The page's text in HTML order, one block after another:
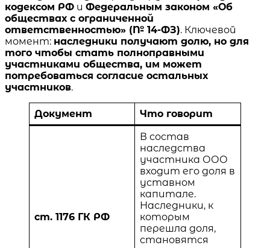
кодексом РФ и Федеральным законом «Об
обществах с ограниченной
ответственностью» (№ 14-ФЗ). Ключевой
момент: наследники получают долю, но для
того чтобы стать полноправными
участниками общества, им может
потребоваться согласие остальных
участников.
Документ Что говорит
ст. 1176 ГК РФ
В состав
наследства
участника ООО
входит его доля в
уставном
капитале.
Наследники, к
которым
перешла доля,
становятся